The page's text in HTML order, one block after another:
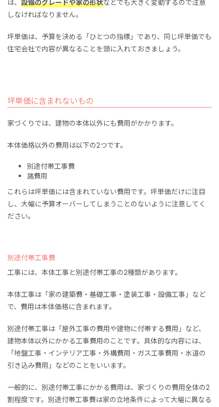
は、 設備のグレードや家の形状などでも大きく変動するので注意
しなければなりません。
坪単価は、予算を決める「ひとつの指標」であり、同じ坪単価でも
住宅会社で内容が異なることを頭に入れておきましょう。
坪単価に含まれないもの
家づくりでは、建物の本体以外にも費用がかかります。
本体価格以外の費用は以下の2つです。
別途付帯工事費
諸費用
これらは坪単価には含まれていない費用です。坪単価だけに注目
し、大幅に予算オーバーしてしまうことのないように注意してく
ださい。
別途付帯工事費
工事には、本体工事と別途付帯工事の2種類があります。
本体工事は「家の建築費・基礎工事・塗装工事・設備工事」など
で、費用は本体価格に含まれます。
別途付帯工事は「屋外工事の費用や建物に付帯する費用」など、
建物本体以外にかかる工事費用のことです。具体的な内容には、
「地盤工事・インテリア工事・外構費用・ガス工事費用・水道の
引き込み費用」などのことをいいます。
一般的に、別途付帯工事にかかる費用は、家づくりの費用全体の2
割程度です。別途付帯工事費は家の立地条件によって大幅に異なる